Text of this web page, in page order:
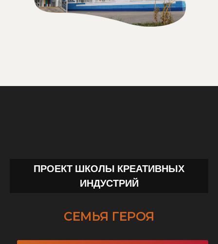
ПРОЕКТ ШКОЛЫ КРЕАТИВНЫХ
ИНДУСТРИЙ
СЕМЬЯ ГЕРОЯ